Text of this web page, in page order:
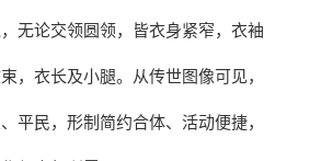
无论交领圆领，皆衣身紧窄，衣袖
，衣长及小腿。从传世图像可见，
平民，形制简约合体、活动便捷，